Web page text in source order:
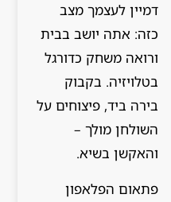
דמיין לעצמך מצב
כזה: אתה יושב בבית
ורואה משחק כדורגל
בטלויזיה. בקבוק
בירה ביד, פיצוחים על
השולחן מולך –
והאקשן בשיא.
פתאום הפלאפון